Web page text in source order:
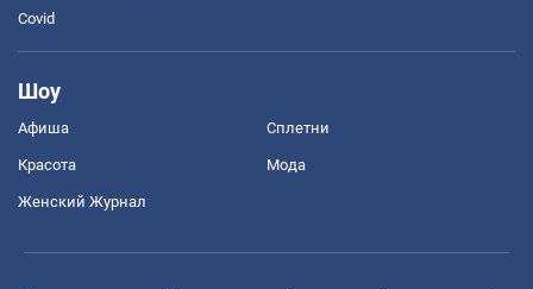
Covid
Шоу
Афиша Сплетни
Красота Мода
Женский Журнал